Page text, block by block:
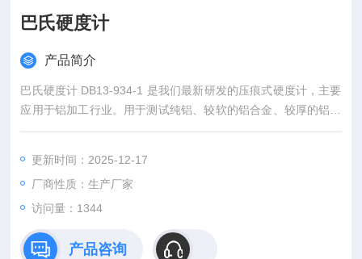
巴氏硬度计
产品简介
巴氏硬度计 DB13-934-1 是我们最新研发的压痕式硬度计，主要
应用于铝加工行业。用于测试纯铝、较软的铝合金、较厚的铝合
金、铝板带、铝型材、铝棒、铝铸件、铝锻件及铝合金制品；也
更新时间：2025-12-17
厂商性质：生产厂家
访问量：1344
产品咨询